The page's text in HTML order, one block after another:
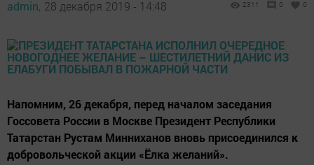
admin, 28 декабря 2019 - 14:48 2311 0 0
Напомним, 26 декабря, перед началом заседания
Госсовета России в Москве Президент Республики
Татарстан Рустам Минниханов вновь присоединился к
добровольческой акции «Ёлка желаний».